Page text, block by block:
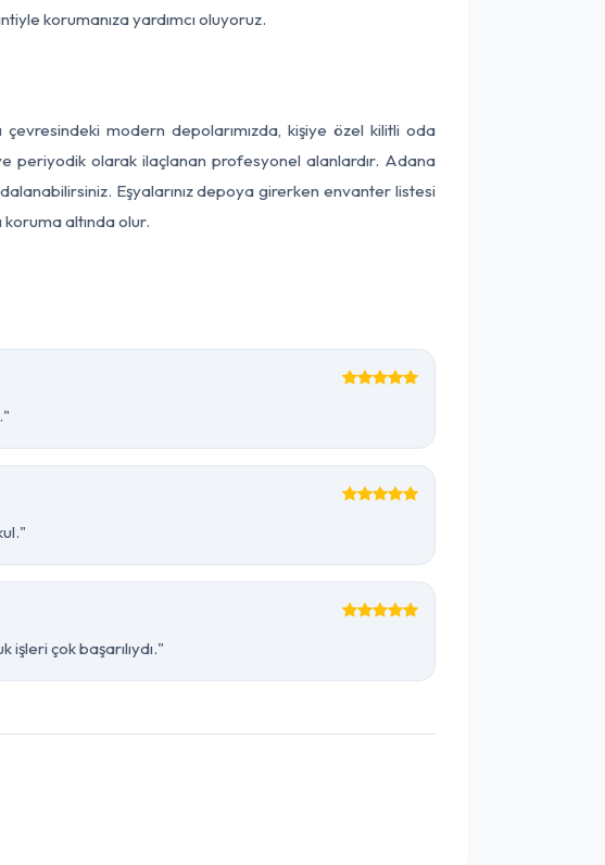
korumanıza yardımcı oluyoruz.
modern depolarımızda, kişiye özel kilitli oda
periyodik olarak ilaçlanan profesyonel alanlardır. Adana
Eşyalarınız depoya girerken envanter listesi
altında olur.
işleri çok başarılıydı."